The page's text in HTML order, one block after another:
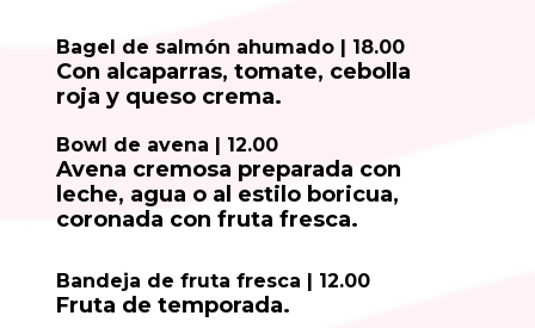
Bagel de salmón ahumado | 18.00
Con alcaparras, tomate, cebolla
roja y queso crema.
Bowl de avena | 12.00
Avena cremosa preparada con
leche, agua o al estilo boricua,
coronada con fruta fresca.
Bandeja de fruta fresca | 12.00
Fruta de temporada.